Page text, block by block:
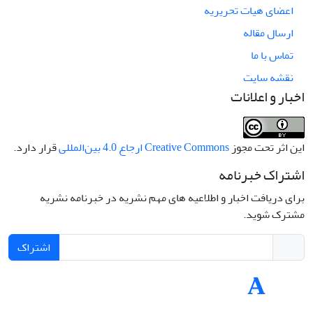
اعضای هیات تحریریه
ارسال مقاله
تماس با ما
نقشه سایت
اخبار و اعلانات
این اثر تحت مجوزCreative Commons ارجاع 4.0 بین‌المللی قرار دارد.
اشتراک خبرنامه
برای دریافت اخبار و اطلاعیه های مهم نشریه در خبرنامه نشریه
مشترک شوید.
اشتراک